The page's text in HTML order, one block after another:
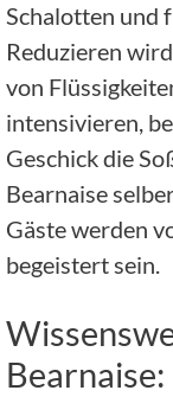
Schalotten und
Reduzieren
von
intensivieren,
Geschick die
Bearnaise
Gäste werden
begeistert sein.
Bearnaise: